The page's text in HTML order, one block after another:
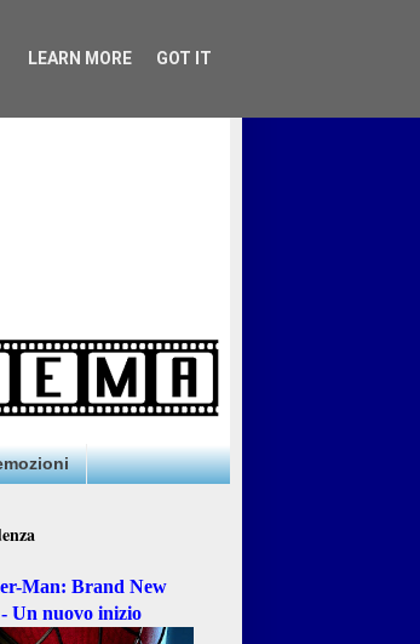
Man: Brand New
Un nuovo inizio
LEARN MORE GOT IT